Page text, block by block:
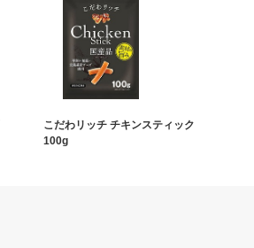
こだわリッチ チキンスティック
100g